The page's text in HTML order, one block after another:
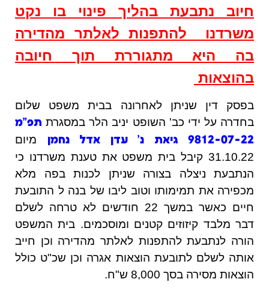
חיוב נתבעת בהליך פינוי בו נקט
משרדנו להתפנות לאלתר מהדירה
בה היא מתגוררת תוך חיובה
בהוצאות
בפסק דין שניתן לאחרונה בבית משפט שלום
בחדרה על ידי כב' השופט יניב הלר במסגרת תפ"מ
9812-07-22 גיאת נ' עדן אדל נחמן
מיום
31.10.22 קיבל בית משפט את טענת משרדנו כי
הנתבעת ניצלה בצורה שניתן לכנות בפה מלא
מכפירה את תמימותו וטוב ליבו של בנה ל התובעת
חיים כאשר במשך 22 חודשים לא טרחה לשלם
דבר מלבד קיזוזים קטנים ומוסכמים. בית המשפט
הורה לנתבעת להתפנות לאלתר מהדירה וכן חייב
אותה לשלם לתובעת הוצאות אגרה וכן שכ"ט כולל
הוצאות מסירה בסך 8,000 ש"ח.